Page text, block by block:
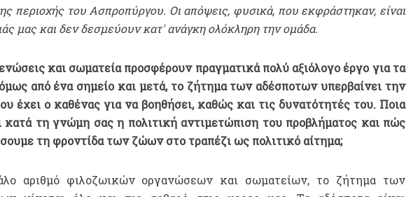
περιοχής του Ασπροπύργου. Οι απόψεις, φυσικά, που εκφράστηκαν, είναι
μας και δεν δεσμεύουν κατ' ανάγκη ολόκληρη την ομάδα.
και σωματεία προσφέρουν πραγματικά πολύ αξιόλογο έργο για τα
από ένα σημείο και μετά, το ζήτημα των αδέσποτων υπερβαίνει την
έχει ο καθένας για να βοηθήσει, καθώς και τις δυνατότητές του. Ποια
κατά τη γνώμη σας η πολιτική αντιμετώπιση του προβλήματος και πώς
τη φροντίδα των ζώων στο τραπέζι ως πολιτικό αίτημα;
αριθμό φιλοζωικών οργανώσεων και σωματείων, το ζήτημα των